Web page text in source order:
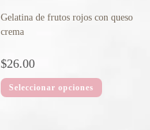
Gelatina de frutos rojos con queso
crema
$26.00
Seleccionar opciones